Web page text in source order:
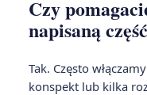
Czy
napisaną
Tak. Często
konspekt lub kilka